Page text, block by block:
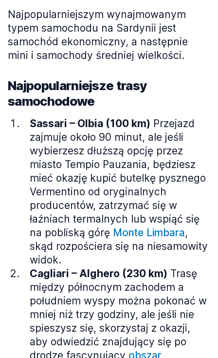
Najpopularniejszym wynajmowanym
typem samochodu na Sardynii jest
samochód ekonomiczny, a następnie
mini i samochody średniej wielkości.
Najpopularniejsze trasy
samochodowe
Sassari – Olbia (100 km) Przejazd
zajmuje około 90 minut, ale jeśli
wybierzesz dłuższą opcję przez
miasto Tempio Pauzania, będziesz
mieć okazję kupić butelkę pysznego
Vermentino od oryginalnych
producentów, zatrzymać się w
łaźniach termalnych lub wspiąć się
na pobliską górę Monte Limbara,
skąd rozpościera się na niesamowity
widok.
Cagliari – Alghero (230 km) Trasę
między północnym zachodem a
południem wyspy można pokonać w
mniej niż trzy godziny, ale jeśli nie
spieszysz się, skorzystaj z okazji,
aby odwiedzić znajdujący się po
drodze fascynujący obszar